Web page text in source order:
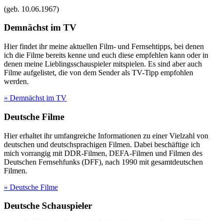
(geb. 10.06.1967)
Demnächst im TV
Hier findet ihr meine aktuellen Film- und Fernsehtipps, bei denen
ich die Filme bereits kenne und euch diese empfehlen kann oder in
denen meine Lieblingsschauspieler mitspielen. Es sind aber auch
Filme aufgelistet, die von dem Sender als TV-Tipp empfohlen
werden.
» Demnächst im TV
Deutsche Filme
Hier erhaltet ihr umfangreiche Informationen zu einer Vielzahl von
deutschen und deutschsprachigen Filmen. Dabei beschäftige ich
mich vorrangig mit DDR-Filmen, DEFA-Filmen und Filmen des
Deutschen Fernsehfunks (DFF), nach 1990 mit gesamtdeutschen
Filmen.
» Deutsche Filme
Deutsche Schauspieler